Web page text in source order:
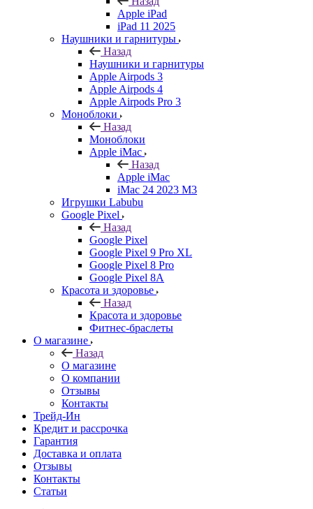
Apple iPad
iPad 11 2025
Наушники и гарнитуры
Назад
Наушники и гарнитуры
Apple Airpods 3
Apple Airpods 4
Apple Airpods Pro 3
Моноблоки
Назад
Моноблоки
Apple iMac
Назад
Apple iMac
iMac 24 2023 M3
Игрушки Labubu
Google Pixel
Назад
Google Pixel
Google Pixel 9 Pro XL
Google Pixel 8 Pro
Google Pixel 8A
Красота и здоровье
Назад
Красота и здоровье
Фитнес-браслеты
О магазине
Назад
О магазине
О компании
Отзывы
Контакты
Трейд-Ин
Кредит и рассрочка
Гарантия
Доставка и оплата
Отзывы
Контакты
Статьи